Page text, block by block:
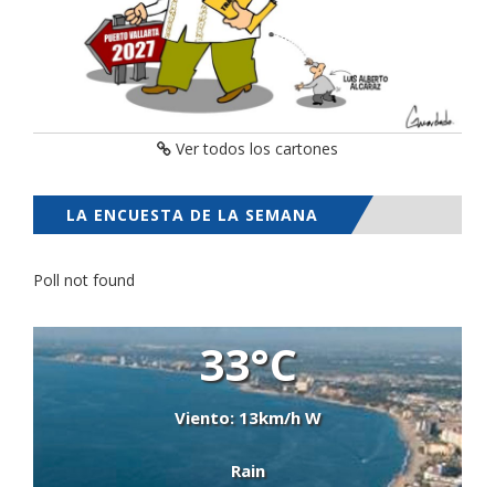
Ver todos los cartones
LA ENCUESTA DE LA SEMANA
Poll not found
33°C
Viento: 13km/h W
Rain